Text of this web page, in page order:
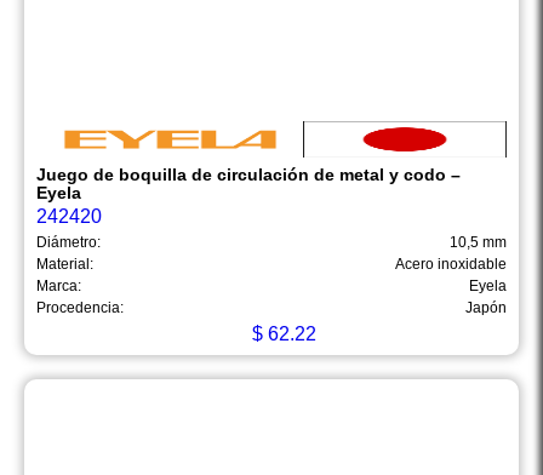
Juego de boquilla de circulación de metal y codo –
Eyela
242420
Diámetro:
10,5 mm
Material:
Acero inoxidable
Marca:
Eyela
Procedencia:
Japón
$62.22